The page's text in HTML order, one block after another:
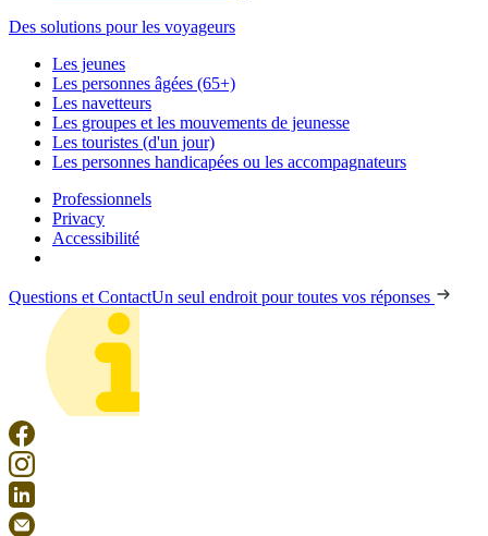
Des solutions pour les voyageurs
Les jeunes
Les personnes âgées (65+)
Les navetteurs
Les groupes et les mouvements de jeunesse
Les touristes (d'un jour)
Les personnes handicapées ou les accompagnateurs
Professionnels
Privacy
Accessibilité
Questions et ContactUn seul endroit pour toutes vos réponses